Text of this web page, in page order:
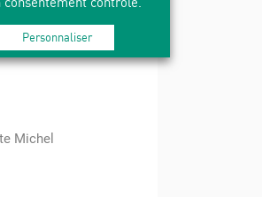
Michel
Personnaliser